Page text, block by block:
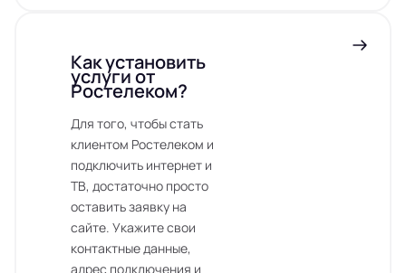
Как установить
услуги от
Ростелеком?
Для того, чтобы стать
клиентом Ростелеком и
подключить интернет и
ТВ, достаточно просто
оставить заявку на
сайте. Укажите свои
контактные данные,
адрес подключения и